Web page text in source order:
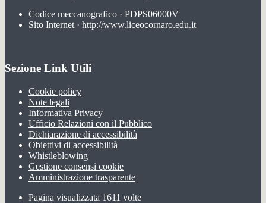
Codice meccanografico · PDPS06000V
Sito Internet · http://www.liceocornaro.edu.it
Sezione Link Utili
Cookie policy
Note legali
Informativa Privacy
Ufficio Relazioni con il Pubblico
Dichiarazione di accessibilità
Obiettivi di accessibilità
Whistleblowing
Gestione consensi cookie
Amministrazione trasparente
Pagina visualizzata 1611 volte